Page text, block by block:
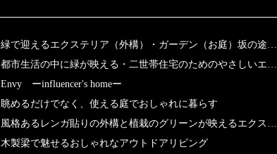
緑で迎えるエクステリア（外構）・ガーデン（お庭）坂の途…
都市生活の中に緑が映える・二世帯住宅のためのやさしいエ…
Envy ーinfluencer's homeー
眺めるだけでなく、使える庭でおしゃれに暮らす
風格あるレンガ貼りの外構と植栽のグリーンが映えるエクス…
木製梁で魅せるおしゃれなアウトドアリビング